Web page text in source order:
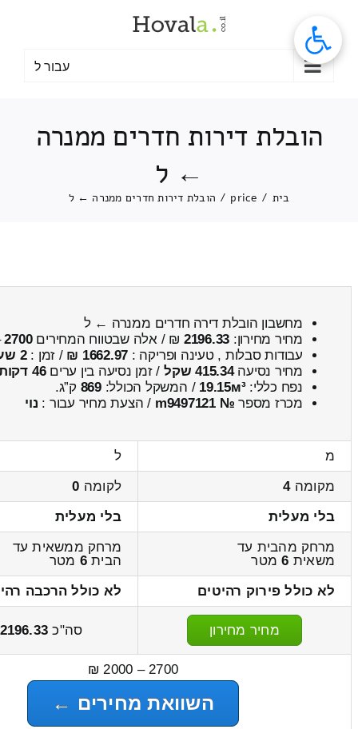
עבור ל
הובלת דירות חדרים ממנרה
← ל
בית /
price
/ הובלת דירות חדרים ממנרה ← ל
מחשבון הובלת דירה חדרים ממנרה ← ל
מחיר מחירון: 2196.33 ₪ / אלה שבטווח המחירים2700
עבודות סבלות , טעינה ופריקה : 1662.97 ₪ / זמן :2 שעות 26 דקות
מחיר נסיעה415.34 שקל / זמן נסיעה בין ערים46 דקות
נפח כללי:19.15м³ / המשקל הכולל:869 ק”ג.
מכרז מספר № m9497121 / הצעת מחיר עבור : נוי
מ
ל
מקומה4 לקומה 0
בלי מעלית
בלי מעלית
מרחק מהבית עד
משאית 6מטר
מרחק ממשאית עד
הבית6 מטר
לא כולל פירוק רהיטים
לא כולל הרכבה
מחיר מחירון סה"כ 2196.33
2700 – 2000 ₪
השוואת מחירים ←